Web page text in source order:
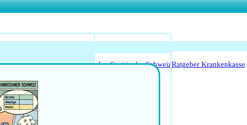
Anerkennung für ÄrzteLeitfaden Start in der SchweizRatgeber Krankenkasse
Arbeitsbedingungen
Jobs in der Ostschweiz